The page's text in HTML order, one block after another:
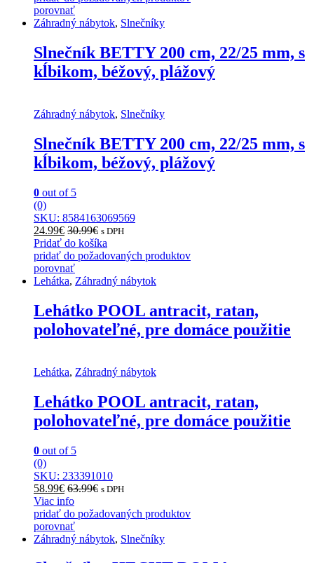
porovnať
Záhradný nábytok, Slnečníky
Slnečník BETTY 200 cm, 22/25 mm, s
kĺbikom, béžový, plážový
Záhradný nábytok, Slnečníky
Slnečník BETTY 200 cm, 22/25 mm, s
kĺbikom, béžový, plážový
0 out of 5
(0)
SKU: 8584163069569
24.99€ 30.99€ s DPH
Pridať do košíka
pridať do požadovaných produktov
porovnať
Lehátka, Záhradný nábytok
Lehátko POOL antracit, ratan,
polohovateľné, pre domáce použitie
Lehátka, Záhradný nábytok
Lehátko POOL antracit, ratan,
polohovateľné, pre domáce použitie
0 out of 5
(0)
SKU: 233391010
58.99€ 63.99€ s DPH
Viac info
pridať do požadovaných produktov
porovnať
Záhradný nábytok, Slnečníky